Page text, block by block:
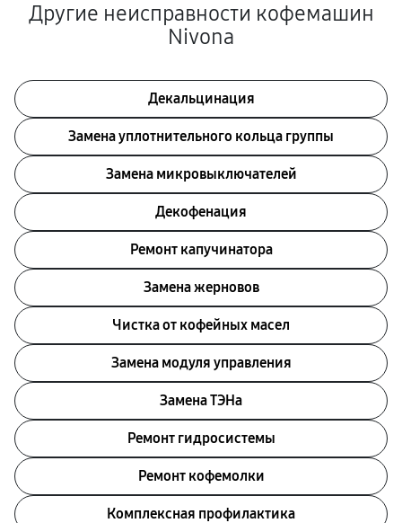
Другие неисправности кофемашин
Nivona
Декальцинация
Замена уплотнительного кольца группы
Замена микровыключателей
Декофенация
Ремонт капучинатора
Замена жерновов
Чистка от кофейных масел
Замена модуля управления
Замена ТЭНа
Ремонт гидросистемы
Ремонт кофемолки
Комплексная профилактика